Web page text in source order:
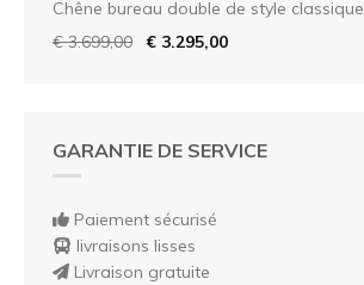
Chêne bureau double de style classique
€ 3.699,00
€ 3.295,00
GARANTIE DE SERVICE
Paiement sécurisé
livraisons lisses
Livraison gratuite